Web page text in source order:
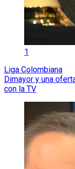
1
Liga Colombiana
Dimayor y una
con la TV